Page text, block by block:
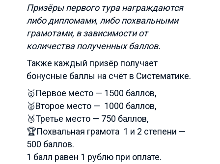
Призёры первого тура награждаются
либо дипломами, либо похвальными
грамотами, в зависимости от
количества полученных баллов.
Также каждый призёр получает
бонусные баллы на счёт в Систематике.
🥇Первое место — 1500 баллов,
🥈Второе место — 1000 баллов,
🥉Третье место — 750 баллов,
🏆Похвальная грамота 1 и 2 степени —
500 баллов.
1 балл равен 1 рублю при оплате.